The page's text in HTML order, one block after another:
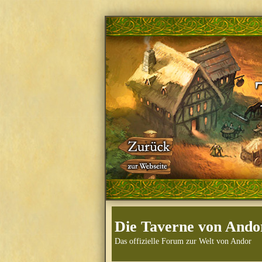
Die Taverne von
Das offizielle Forum zur Welt von Andor